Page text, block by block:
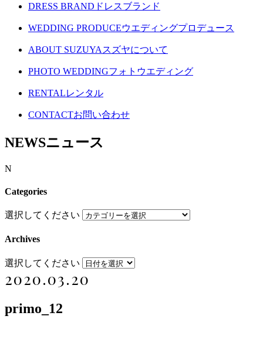
DRESS BRAND ドレスブランド
WEDDING PRODUCEウエディングプロデュース
ABOUT SUZUYA スズヤについて
PHOTO WEDDINGフォトウエディング
RENTALレンタル
CONTACTお問い合わせ
NEWSニュース
N
Categories
選択してください
Archives
選択してください
2020.03.20
primo_12